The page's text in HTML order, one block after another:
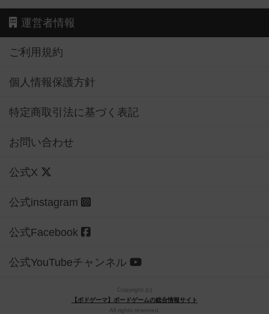
運営者情報
ご利用規約
個人情報保護方針
特定商取引法に基づく表記
お問い合わせ
公式X
公式instagram
公式Facebook
公式YouTubeチャンネル
Copyright (c)
【ボドゲーマ】ボードゲームの総合情報サイト
All rights reserved.